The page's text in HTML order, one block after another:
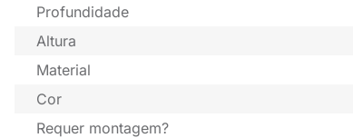
Profundidade
Altura
Material
Cor
Requer montagem?